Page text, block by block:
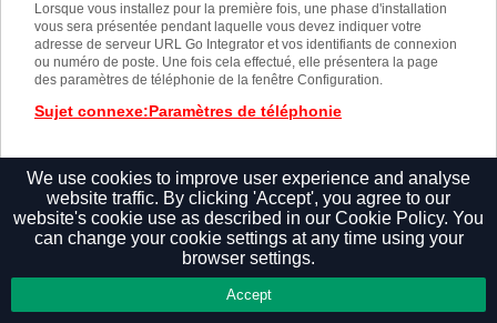
Lorsque vous installez pour la première fois, une phase d'installation
vous sera présentée pendant laquelle vous devez indiquer votre
adresse de serveur URL Go Integrator et vos identifiants de connexion
ou numéro de poste. Une fois cela effectué, elle présentera la page
des paramètres de téléphonie de la fenêtre Configuration.
Sujet connexe:Paramètres de téléphonie
Privacy Policy
We use cookies to improve user experience and analyse
website traffic. By clicking 'Accept', you agree to our
website's cookie use as described in our Cookie Policy. You
can change your cookie settings at any time using your
browser settings.
Accept